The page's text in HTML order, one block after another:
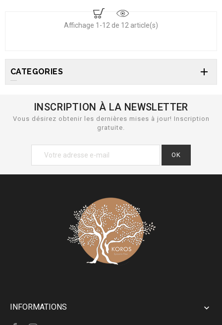
Affichage 1-12 de 12 article(s)
CATEGORIES 
INSCRIPTION À LA NEWSLETTER
Vous désirez obtenir les dernières mises à jour! Inscription
gratuite.
INFORMATIONS 